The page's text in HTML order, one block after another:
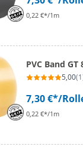
0,22 €*/1m
PVC Band GT
5,00
7,30 €*/
0,22 €*/1m